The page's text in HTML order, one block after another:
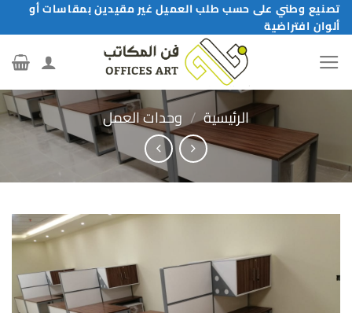
تخطي
للمحتوى
تصنيع وطني على حسب طلب العميل غير مقيدين بمقاسات أو
ألوان افتراضية
الرئيسية / وحدات العمل